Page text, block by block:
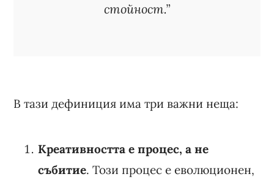
стойност.”
В тази дефиниция има три важни неща:
Креативността е процес, а не
събитие. Този процес е еволюционен,